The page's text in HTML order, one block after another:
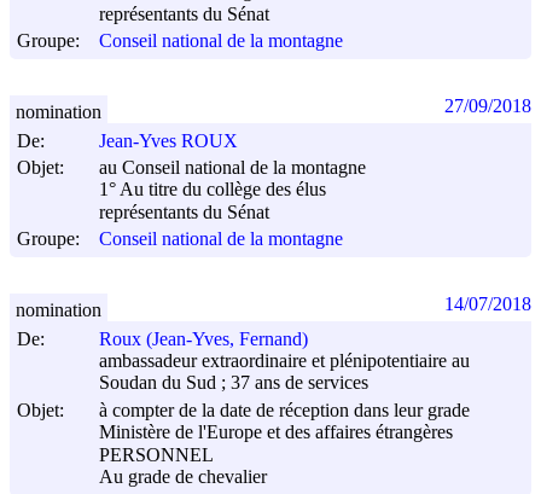
représentants du Sénat
Groupe:
Conseil national de la montagne
De:
Jean-Yves ROUX
Objet:
au Conseil national de la montagne
1° Au titre du collège des élus
représentants du Sénat
Groupe:
Conseil national de la montagne
nomination 27/09/2018
De:
Roux (Jean-Yves, Fernand)
ambassadeur extraordinaire et plénipotentiaire au
Soudan du Sud ; 37 ans de services
Objet:
à compter de la date de réception dans leur grade
Ministère de l'Europe et des affaires étrangères
PERSONNEL
Au grade de chevalier
nomination 14/07/2018